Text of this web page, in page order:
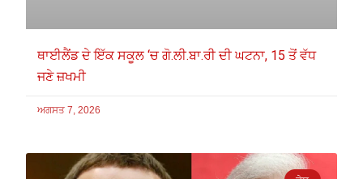
ਥਾਈਲੈਂਡ ਦੇ ਇੱਕ ਸਕੂਲ ‘ਚ ਗੋ.ਲੀ.ਬਾ.ਰੀ ਦੀ ਘਟਨਾ, 15 ਤੋਂ ਵੱਧ
ਜਣੇ ਜ਼ਖਮੀ
ਅਗਸਤ 7, 2026